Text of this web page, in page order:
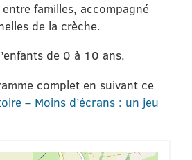
familles, accompagné
de la crèche.
de 0 à 10 ans.
complet en suivant ce
– Moins d’écrans : un jeu